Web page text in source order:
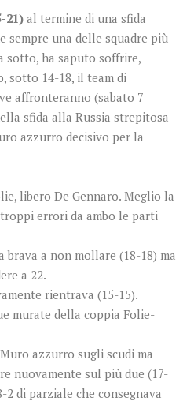
21) al termine di una sfida
sempre una delle squadre più
sotto, ha saputo soffrire,
sotto 14-18, il team di
affronteranno (sabato 7
sfida alla Russia strepitosa
azzurro decisivo per la
libero De Gennaro. Meglio la
errori da ambo le parti
brava a non mollare (18-18) ma
a 22.
rientrava (15-15).
murate della coppia Folie-
azzurro sugli scudi ma
nuovamente sul più due (17-
di parziale che consegnava